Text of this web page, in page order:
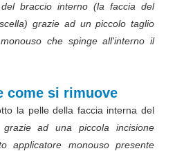
braccio interno (la faccia del
grazie ad un piccolo taglio
che spinge all'interno il
come si rimuove
la pelle della faccia interna del
grazie ad una piccola incisione
applicatore monouso presente